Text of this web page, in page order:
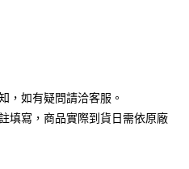
，如有疑問請洽客服。
填寫，商品實際到貨日需依原廠